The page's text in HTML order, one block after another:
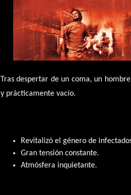
Tras despertar de un coma, un
y prácticamente vacío.
Revitalizó el género de
Gran tensión constante.
Atmósfera inquietante.